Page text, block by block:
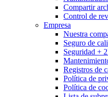
Compartir
Control de
Empresa
Nuestra
Seguro de
Seguridad +
Registros de
Política de
Política de